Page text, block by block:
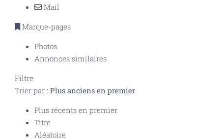
Mail
Marque-pages
Photos
Annonces similaires
Filtre
Trier par : Plus anciens en premier
Plus récents en premier
Titre
Aléatoire